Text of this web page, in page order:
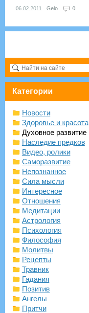
06.02.2011 Gelo 0
Категории
Новости
Здоровье и красота
Духовное развитие
Наследие предков
Видео, ролики
Саморазвитие
Непознанное
Сила мысли
Интересное
Отношения
Медитации
Астрология
Психология
Философия
Молитвы
Рецепты
Травник
Гадания
Позитив
Ангелы
Притчи